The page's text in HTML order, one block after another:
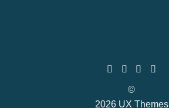
©
2026 UX Themes